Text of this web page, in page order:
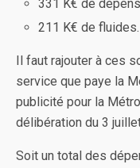
331 K€ de
211 K€ de fluides.
Il faut rajouter à ces
service que paye la
publicité pour la
délibération du 3
Soit un total des